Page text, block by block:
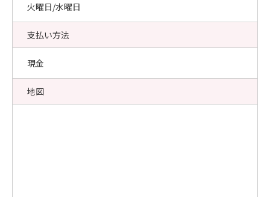
火曜日/水曜日
支払い方法
現金
地図